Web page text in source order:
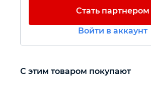
Крепежный инструмент
Стать партнером
Войти в аккаунт
С этим товаром покупают